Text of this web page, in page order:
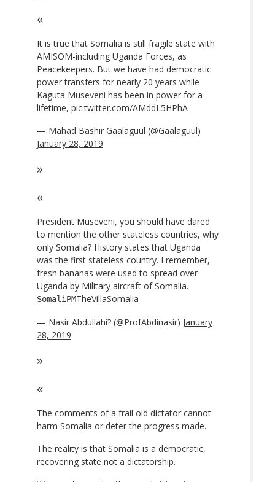
It is true that Somalia is still fragile state with
AMISOM-including Uganda Forces, as
Peacekeepers. But we have had democratic
power transfers for nearly 20 years while
Kaguta Museveni has been in power for a
lifetime, pic.twitter.com/AMddL5HPhA
— Mahad Bashir Gaalaguul (@Gaalaguul)
January 28, 2019
President Museveni, you should have dared
to mention the other stateless countries, why
only Somalia? History states that Uganda
was the first stateless country. I remember,
fresh bananas were used to spread over
Uganda by Military aircraft of Somalia.
SomaliPMTheVillaSomalia
— Nasir Abdullahi? (@ProfAbdinasir) January
28, 2019
The comments of a frail old dictator cannot
harm Somalia or deter the progress made.
The reality is that Somalia is a democratic,
recovering state not a dictatorship.